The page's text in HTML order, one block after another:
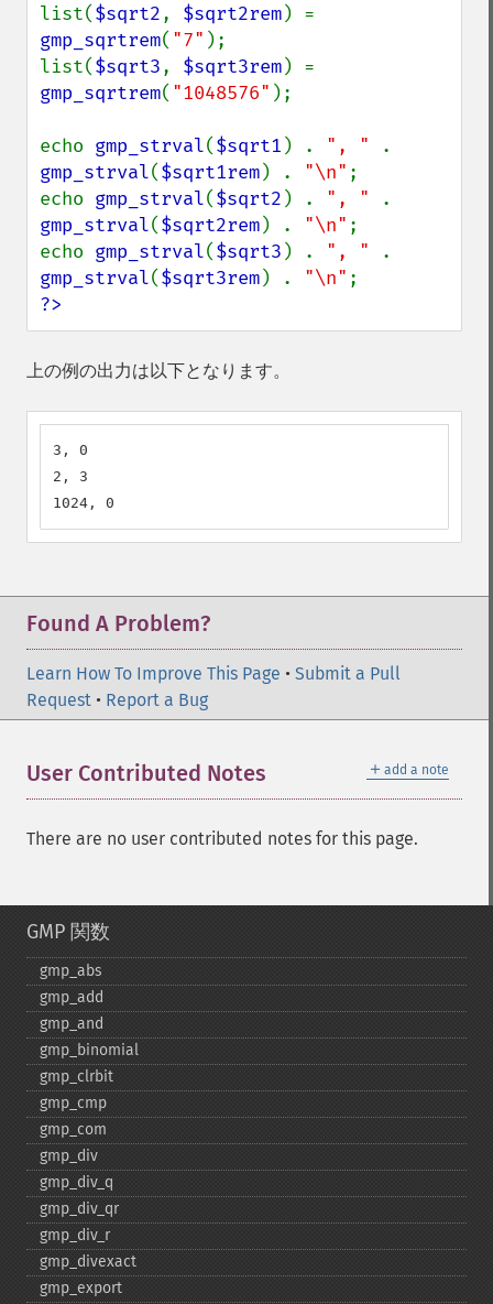
list($sqrt2, $sqrt2rem
gmp_sqrtrem( "7" );
list($sqrt3, $sqrt3rem
gmp_sqrtrem( "1048576" );
echo gmp_strval($sqrt1 ) . ", "
gmp_strval($sqrt1rem) . "\n" ;
echo gmp_strval($sqrt2 ) . ", "
gmp_strval($sqrt2rem) . "\n" ;
echo gmp_strval($sqrt3 ) . ", "
gmp_strval($sqrt3rem) . "\n"
?>
上の例の出力は以下となります。
3, 0
2, 3
1024, 0
Found A Problem?
Learn How To Improve This Page • Submit a Pull
Request • Report a Bug
＋ add a note
User Contributed Notes
There are no user contributed notes for this page.
GMP 関数
gmp_​abs
gmp_​add
gmp_​and
gmp_​binomial
gmp_​clrbit
gmp_​cmp
gmp_​com
gmp_​div
gmp_​div_​q
gmp_​div_​qr
gmp_​div_​r
gmp_​divexact
gmp_​export